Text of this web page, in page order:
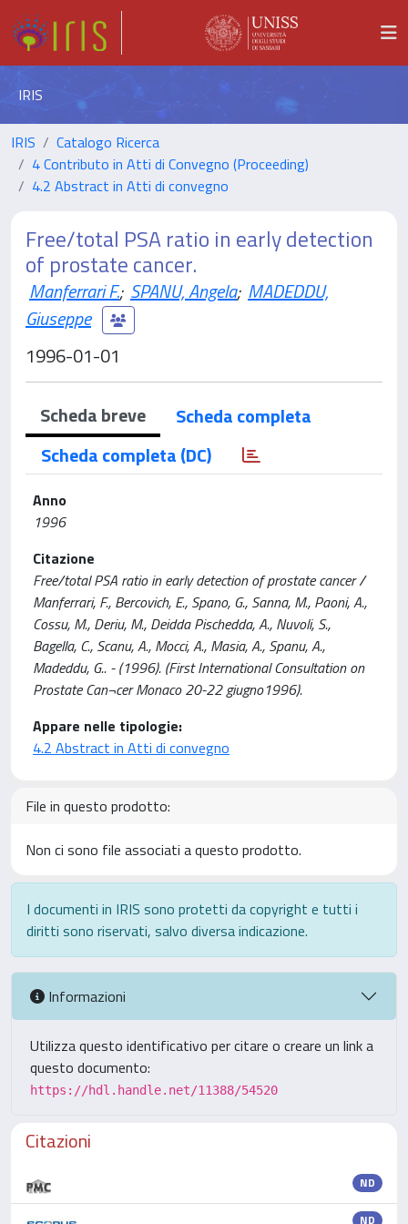
IRIS
IRIS
Catalogo Ricerca
4 Contributo in Atti di Convegno (Proceeding)
4.2 Abstract in Atti di convegno
Free/total PSA ratio in early detection
of prostate cancer.
Manferrari F.; SPANU, Angela; MADEDDU,
Giuseppe
1996-01-01
Scheda breve
Scheda completa
Scheda completa (DC)
Anno
1996
Citazione
Free/total PSA ratio in early detection of prostate cancer /
Manferrari, F., Bercovich, E., Spano, G., Sanna, M., Paoni, A.,
Cossu, M., Deriu, M., Deidda Pischedda, A., Nuvoli, S.,
Bagella, C., Scanu, A., Mocci, A., Masia, A., Spanu, A.,
Madeddu, G.. - (1996). (First International Consultation on
Prostate Can¬cer Monaco 20-22 giugno1996).
Appare nelle tipologie:
4.2 Abstract in Atti di convegno
File in questo prodotto:
Non ci sono file associati a questo prodotto.
I documenti in IRIS sono protetti da copyright e tutti i
diritti sono riservati, salvo diversa indicazione.
Informazioni
Utilizza questo identificativo per citare o creare un link a
questo documento:
https://hdl.handle.net/11388/54520
Citazioni
ND
ND